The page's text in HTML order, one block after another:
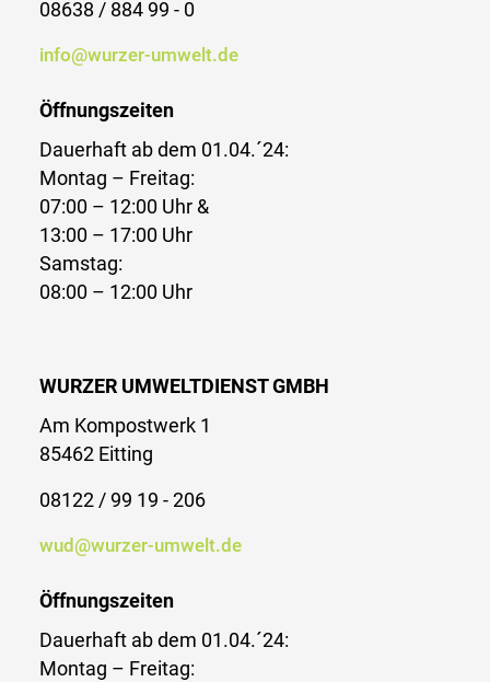
08638 / 884 99 - 0
info@wurzer-umwelt.de
Öffnungszeiten
Dauerhaft ab dem 01.04.´24:
Montag – Freitag:
07:00 – 12:00 Uhr &
13:00 – 17:00 Uhr
Samstag:
08:00 – 12:00 Uhr
WURZER UMWELTDIENST GMBH
Am Kompostwerk 1
85462 Eitting
08122 / 99 19 - 206
wud@wurzer-umwelt.de
Öffnungszeiten
Dauerhaft ab dem 01.04.´24:
Montag – Freitag: